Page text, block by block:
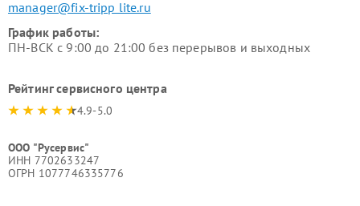
manager@fix-tripp lite.ru
График работы:
ПН-ВСК с 9:00 до 21:00 без перерывов и выходных
Рейтинг сервисного центра
4.9-5.0
ООО "Русервис"
ИНН 7702633247
ОГРН 1077746335776